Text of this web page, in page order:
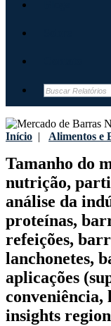
Início | Alimentos e
Tamanho do
nutrição,
análise da
proteínas,
refeições,
lanchonetes,
aplicações
conveniência,
insights